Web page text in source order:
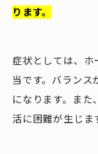
ります。
症状としては、ホ
当です。バランス
になります。ま
活に困難が生じま